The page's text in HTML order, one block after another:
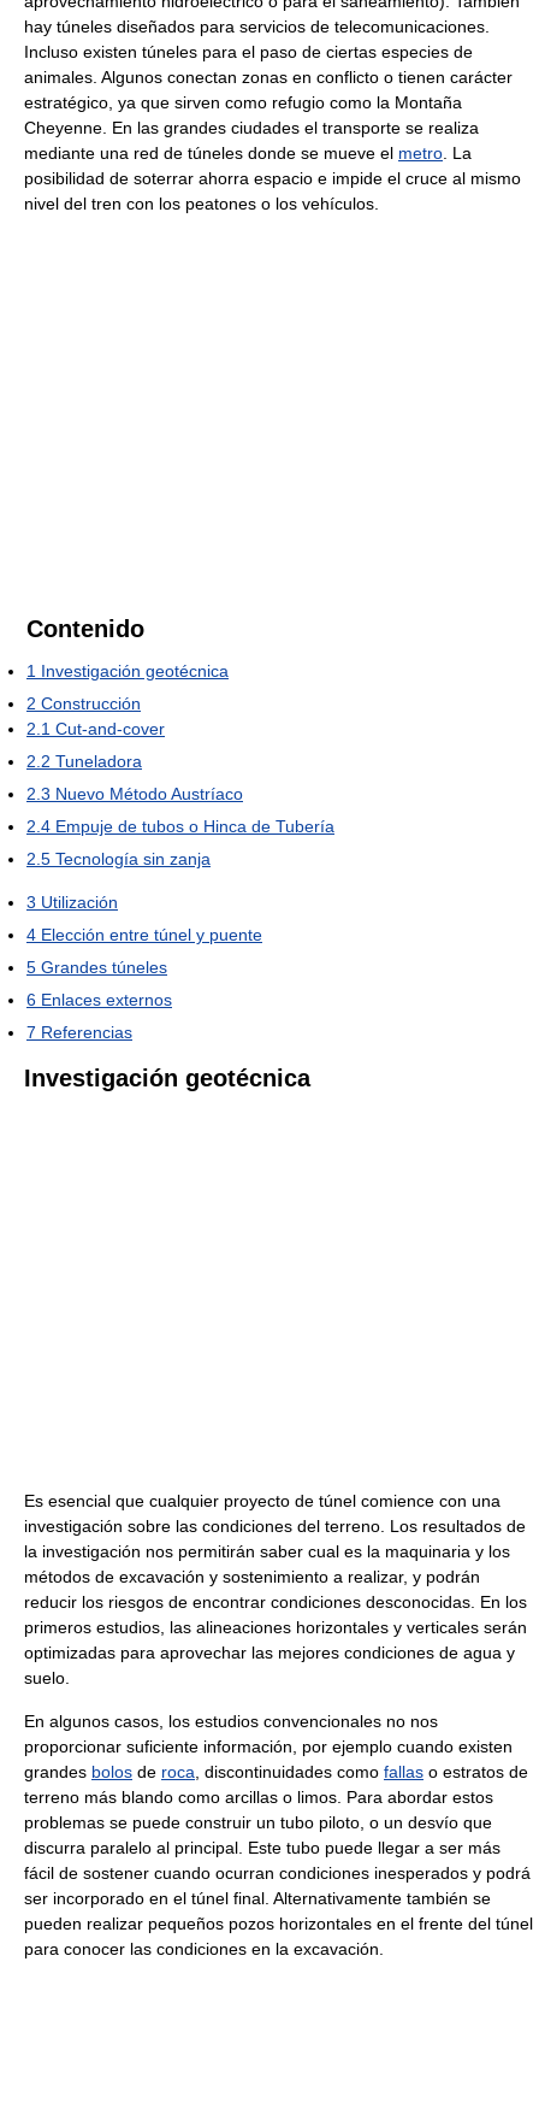
hay túneles diseñados para servicios de telecomunicaciones.
Incluso existen túneles para el paso de ciertas especies de
animales. Algunos conectan zonas en conflicto o tienen carácter
estratégico, ya que sirven como refugio como la Montaña
Cheyenne. En las grandes ciudades el transporte se realiza
mediante una red de túneles donde se mueve el metro . La
posibilidad de soterrar ahorra espacio e impide el cruce al mismo
nivel del tren con los peatones o los vehículos.
Contenido
1 Investigación geotécnica
2 Construcción
2.1 Cut-and-cover
2.2 Tuneladora
2.3 Nuevo Método Austríaco
2.4 Empuje de tubos o Hinca de Tubería
2.5 Tecnología sin zanja
3 Utilización
4 Elección entre túnel y puente
5 Grandes túneles
6 Enlaces externos
7 Referencias
Investigación geotécnica
Es esencial que cualquier proyecto de túnel comience con una
investigación sobre las condiciones del terreno. Los resultados de
la investigación nos permitirán saber cual es la maquinaria y los
métodos de excavación y sostenimiento a realizar, y podrán
reducir los riesgos de encontrar condiciones desconocidas. En los
primeros estudios, las alineaciones horizontales y verticales serán
optimizadas para aprovechar las mejores condiciones de agua y
suelo.
En algunos casos, los estudios convencionales no nos
proporcionar suficiente información, por ejemplo cuando existen
grandes bolos de roca , discontinuidades como fallas o estratos de
terreno más blando como arcillas o limos. Para abordar estos
problemas se puede construir un tubo piloto, o un desvío que
discurra paralelo al principal. Este tubo puede llegar a ser más
fácil de sostener cuando ocurran condiciones inesperados y podrá
ser incorporado en el túnel final. Alternativamente también se
pueden realizar pequeños pozos horizontales en el frente del túnel
para conocer las condiciones en la excavación.